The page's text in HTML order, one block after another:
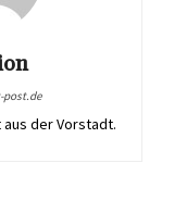
aus der Vorstadt.